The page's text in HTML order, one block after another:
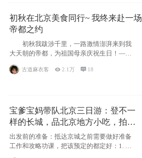
初秋在北京美食同行~ 我终来赴一场
帝都之约
初秋我跋涉千里，一路激情澎湃来到我
大天朝的帝都，为祖国母亲庆祝生日！——
古道麻衣客 2.1万  18
宝爹宝妈带队北京三日游：登不一
样的长城，品北京地方小吃，拍盘
古七星夜景！
出发前的准备：抵达京城之前需要做好准备
工作和攻略功课，把该预定的都定好：1. 酒